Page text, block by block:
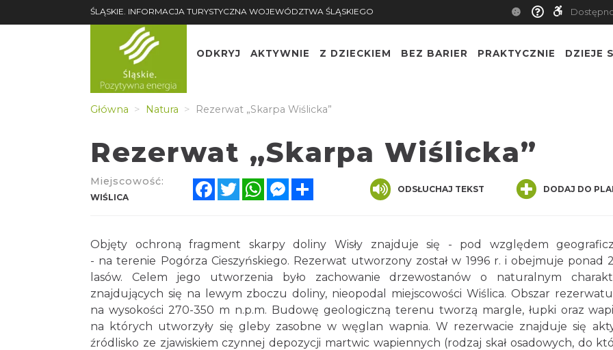
ŚLĄSKIE. INFORMACJA TURYSTYCZNA WOJEWÓDZTWA ŚLĄSKIEGO
ODKRYJ AKTYWNIE Z DZIECKIEM BEZ BARIER PRAKTYCZNIE DZIEJE
Główna Natura Rezerwat „Skarpa Wiślicka”
Rezerwat „Skarpa Wiślicka”
Miejscowość:
WIŚLICA
FacebookTwitterWhatsAppMessenger ODSŁUCHAJ TEKST DODAJ DO
Objęty ochroną fragment skarpy doliny Wisły znajduje się - pod względem
- na terenie Pogórza Cieszyńskiego. Rezerwat utworzony został w 1996 r. i obejmuje ponad
lasów. Celem jego utworzenia było zachowanie drzewostanów o naturalnym
znajdujących się na lewym zboczu doliny, nieopodal miejscowości Wiślica. Obszar
na wysokości 270-350 m n.p.m. Budowę geologiczną terenu tworzą margle, łupki oraz
na których utworzyły się gleby zasobne w węglan wapnia. W rezerwacie znajduje się
źródlisko ze zjawiskiem czynnej depozycji martwic wapiennych (rodzaj skał osadowych, do